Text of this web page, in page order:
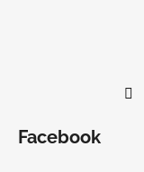
Facebook